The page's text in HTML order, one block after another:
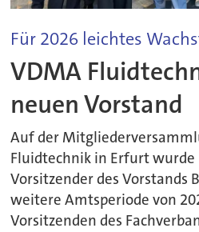
Für 2026 leichtes
VDMA
neuen Vorstand
Auf der
Fluidtechnik in Erfurt wurde
Vorsitzender des Vorstands
weitere Amtsperiode von
Vorsitzenden des